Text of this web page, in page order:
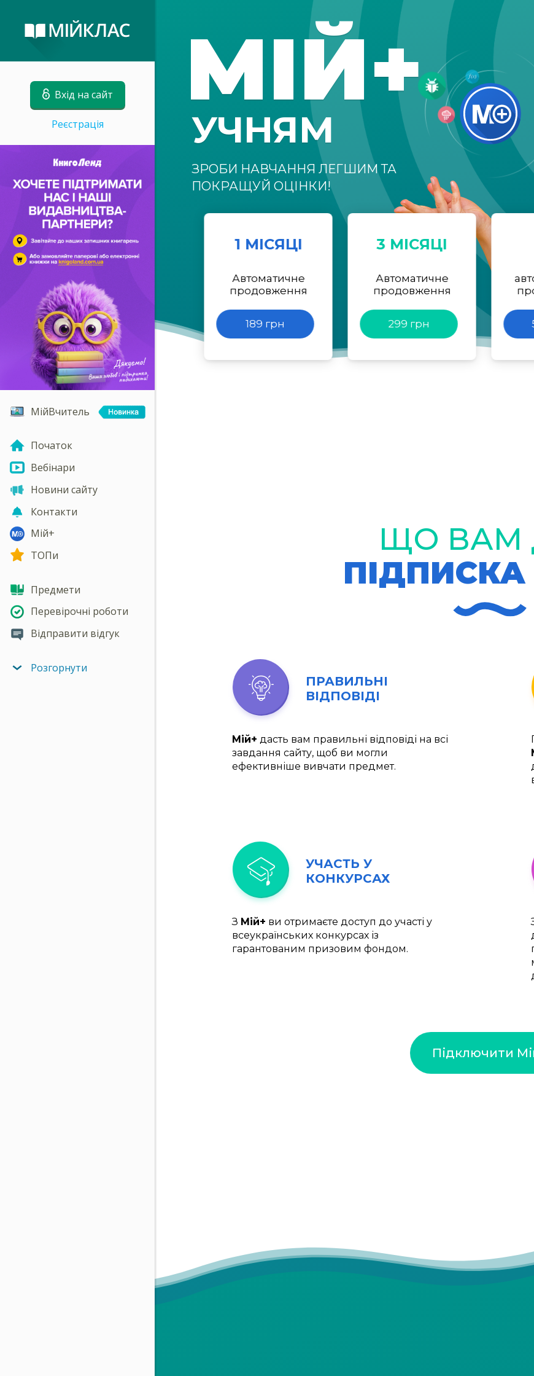
Вхід на сайт
Реєстрація
МійВчитель
Початок
Вебінари
Новини сайту
Контакти
Мій+
ТОПи
Предмети
Перевірочні роботи
Відправити відгук
Розгорнути
МІЙ+
УЧНЯМ
ЗРОБИ НАВЧАННЯ ЛЕГШИМ ТА
ПОКРАЩУЙ ОЦІНКИ!
1 МІСЯЦІ
Автоматичне
продовження
189 грн
3 МІСЯЦІ
Автоматичне
продовження
299 грн
ЩО ВАМ
ПІДПИСКА
ПРАВИЛЬНІ
ВІДПОВІДІ
Мій+ дасть вам правильні відповіді на всі
завдання сайту, щоб ви могли
ефективніше вивчати предмет.
УЧАСТЬ У
КОНКУРСАХ
З Мій+ ви отримаєте доступ до участі у
всеукраїнських конкурсах із
гарантованим призовим фондом.
Підключити